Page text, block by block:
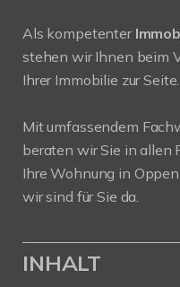
Als kompetenter
stehen wir Ihnen beim
Ihrer Immobilie zur Seite.
Mit umfassendem
beraten wir Sie in allen
Ihre Wohnung in
wir sind für Sie da.
INHALT